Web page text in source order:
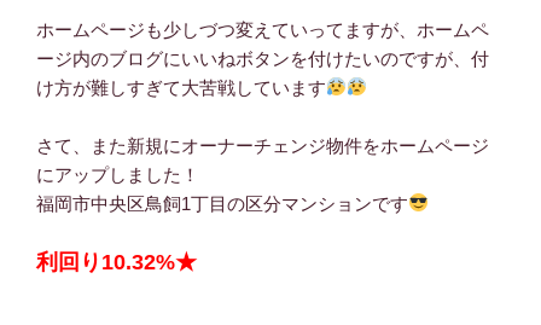
ホームページも少しづつ変えていってますが、ホームペ
ージ内のブログにいいねボタンを付けたいのですが、付
け方が難しすぎて大苦戦しています
さて、また新規にオーナーチェンジ物件をホームページ
にアップしました！
福岡市中央区鳥飼1丁目の区分マンションです
利回り10.32%★